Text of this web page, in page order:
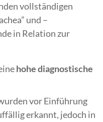
vollständigen
und –
in Relation zur
hohe diagnostische
vor Einführung
erkannt, jedoch in